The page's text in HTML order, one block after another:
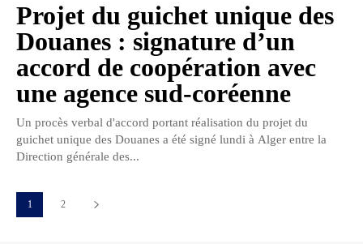
Projet du guichet unique des
Douanes : signature d’un
accord de coopération avec
une agence sud-coréenne
Un procès verbal d'accord portant réalisation du projet du
guichet unique des Douanes a été signé lundi à Alger entre la
Direction générale des...
1 2